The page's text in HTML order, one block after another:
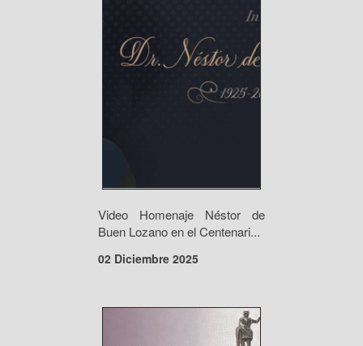
Video Homenaje Néstor de
Buen Lozano en el Centenari...
02 Diciembre 2025